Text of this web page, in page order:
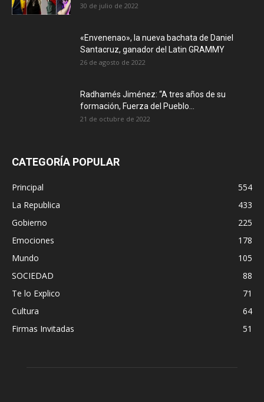
30 de julio de 2022
«Envenenao», la nueva bachata de Daniel
Santacruz, ganador del Latin GRAMMY
26 de agosto de 2022
Radhamés Jiménez: “A tres años de su
formación, Fuerza del Pueblo...
21 de octubre de 2022
CATEGORÍA POPULAR
Principal
554
La Republica
433
Gobierno
225
Emociones
178
Mundo
105
SOCIEDAD
88
Te lo Explico
71
Cultura
64
Firmas Invitadas
51